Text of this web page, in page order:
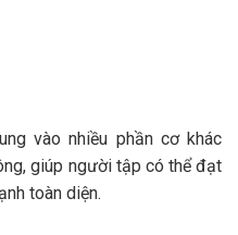
vào nhiều phần cơ khác
giúp người tập có thể đạt
toàn diện.